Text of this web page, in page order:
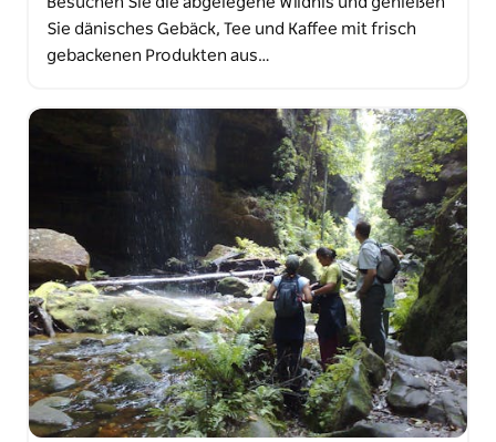
Sie dänisches Gebäck, Tee und Kaffee mit frisch
gebackenen Produkten aus…